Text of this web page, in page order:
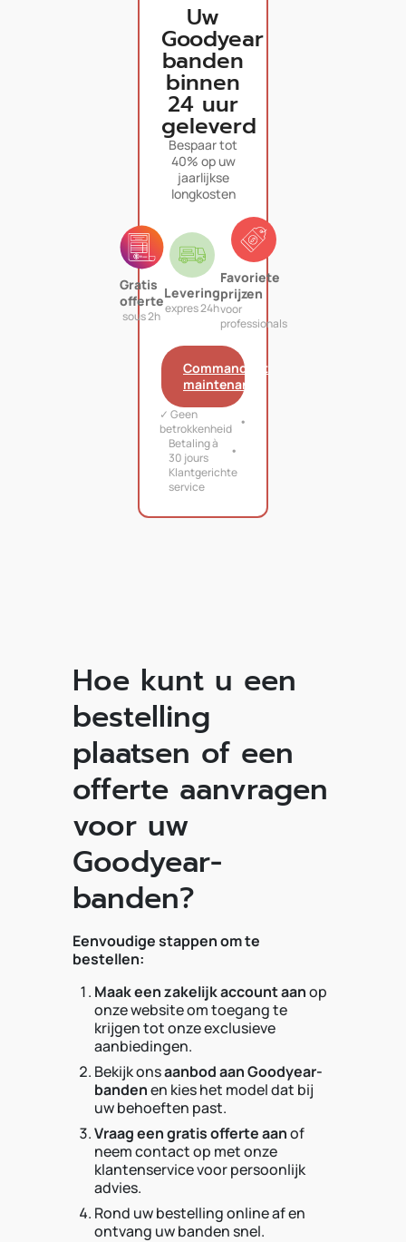
Uw
Goodyear
banden
binnen
24 uur
geleverd
Bespaar tot
40% op uw
jaarlijkse
longkosten
Gratis
offerte
sous 2h
Levering
expres 24h
Favoriete
prijzen
voor
professionals
Commandant
maintenant
✓ Geen
betrokkenheid
Betaling à
30 jours
Klantgerichte
service
Hoe kunt u een
bestelling
plaatsen of een
offerte aanvragen
voor uw
Goodyear-
banden?
Eenvoudige stappen om te
bestellen:
Maak een zakelijk account aanop
onze website om toegang te
krijgen tot onze exclusieve
aanbiedingen.
Bekijk onsaanbod aan Goodyear-
bandenen kies het model dat bij
uw behoeften past.
Vraag een gratis offerte aanof
neem contact op met onze
klantenservice voor persoonlijk
advies.
Rond uw bestelling online af en
ontvang uw banden snel.